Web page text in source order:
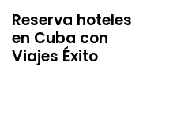
Reserva hoteles
en Cuba con
Viajes Éxito